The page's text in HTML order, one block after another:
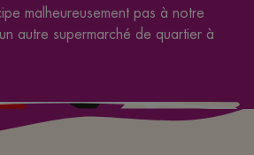
malheureusement pas à notre
autre supermarché de quartier à